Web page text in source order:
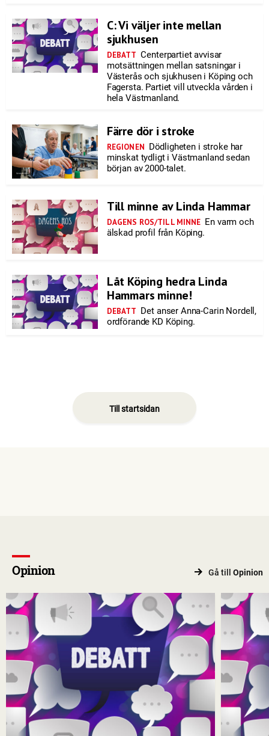
C: Vi väljer inte mellan
sjukhusen
DEBATT Centerpartiet avvisar
motsättningen mellan satsningar i
Västerås och sjukhusen i Köping och
Fagersta. Partiet vill utveckla vården i
hela Västmanland.
Färre dör i stroke
REGIONEN Dödligheten i stroke har
minskat tydligt i Västmanland sedan
början av 2000-talet.
Till minne av Linda Hammar
DAGENS ROS/TILL MINNE En varm och
älskad profil från Köping.
Låt Köping hedra Linda
Hammars minne!
DEBATT Det anser Anna-Carin Nordell,
ordförande KD Köping.
Till startsidan
Opinion Gå till Opinion